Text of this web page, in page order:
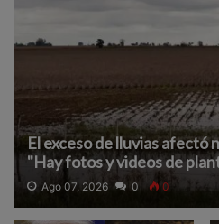
El exceso de lluvias afectó
"Hay fotos y videos de
de la estructura"
Ago 07, 2026 0 0